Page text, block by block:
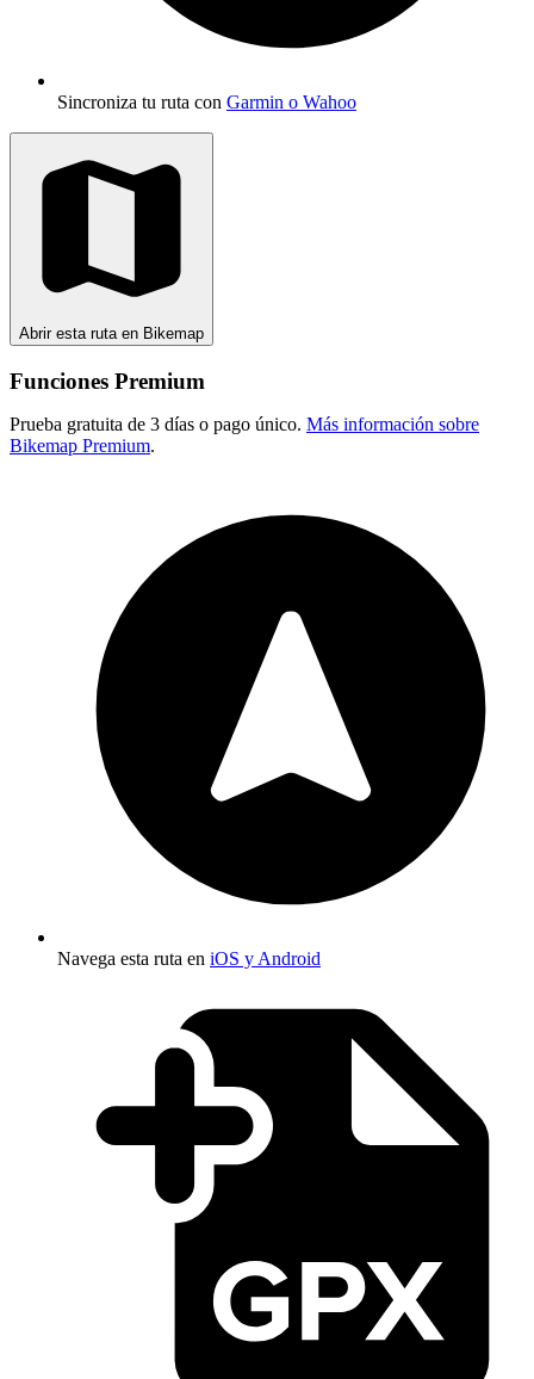
Sincroniza tu ruta con Garmin o Wahoo
Abrir esta ruta en Bikemap
Funciones Premium
Prueba gratuita de 3 días o pago único. Más información sobre
Bikemap Premium.
Navega esta ruta en iOS y Android